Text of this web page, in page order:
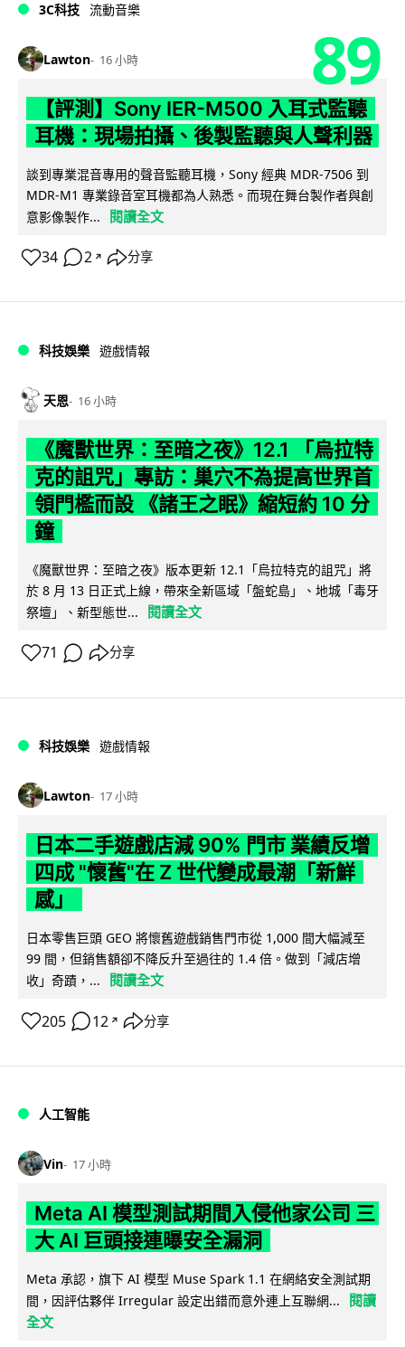
3C科技 流動音樂
Lawton 16 小時 89
【評測】Sony IER-M500 入耳式監聽
耳機：現場拍攝、後製監聽與人聲利器
談到專業混音專用的聲音監聽耳機，Sony 經典 MDR-7506 到
MDR-M1 專業錄音室耳機都為人熟悉。而現在舞台製作者與創
意影像製作...
閱讀全文
34 2 ↗ 分享
科技娛樂 遊戲情報
天恩 16 小時
《魔獸世界：至暗之夜》12.1 「烏拉特
克的詛咒」專訪：巢穴不為提高世界首
領門檻而設 《諸王之眠》縮短約 10 分
鐘
《魔獸世界：至暗之夜》版本更新 12.1「烏拉特克的詛咒」將
於 8 月 13 日正式上線，帶來全新區域「盤蛇島」、地城「毒牙
祭壇」、新型態世...
閱讀全文
71 分享
科技娛樂 遊戲情報
Lawton 17 小時
日本二手遊戲店減 90% 門市 業績反增
四成 "懷舊"在 Z 世代變成最潮「新鮮
感」
日本零售巨頭 GEO 將懷舊遊戲銷售門市從 1,000 間大幅減至
99 間，但銷售額卻不降反升至過往的 1.4 倍。做到「減店增
收」奇蹟，...
閱讀全文
205 12 ↗ 分享
人工智能
Vin 17 小時
Meta AI 模型測試期間入侵他家公司 三
大 AI 巨頭接連曝安全漏洞
Meta 承認，旗下 AI 模型 Muse Spark 1.1 在網絡安全測試期
間，因評估夥伴 Irregular 設定出錯而意外連上互聯網...
閱讀
全文